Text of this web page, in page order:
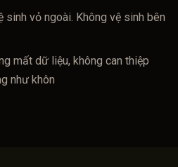
sinh vỏ ngoài. Không vệ sinh bên
mất dữ liệu, không can thiệp
như khôn